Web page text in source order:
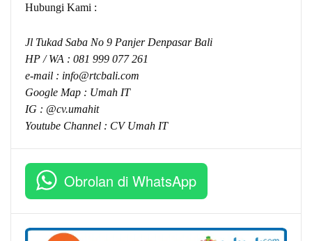
Hubungi Kami :
Jl Tukad Saba No 9 Panjer Denpasar Bali
HP / WA : 081 999 077 261
e-mail : info@rtcbali.com
Google Map : Umah IT
IG : @cv.umahit
Youtube Channel : CV Umah IT
Obrolan di WhatsApp